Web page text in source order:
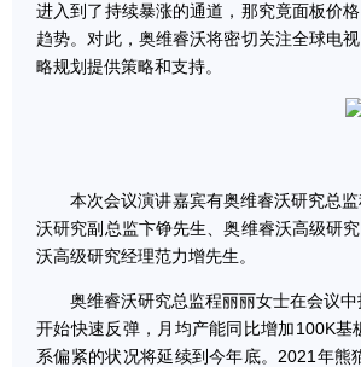
进入到了持续暴涨的通道，那究竟面板价
趋势。对此，奥维睿沃将密切关注全球电
略规划提供策略和支持。
本次会议演讲嘉宾有奥维睿沃研究总监
沃研究副总监卞铮先生、奥维睿沃高级研
沃高级研究经理范力增先生。
奥维睿沃研究总监程丽丽女士在会议中
开始快速反弹，月均产能同比增加100K
系偏紧的状况将延续到今年底。2021年